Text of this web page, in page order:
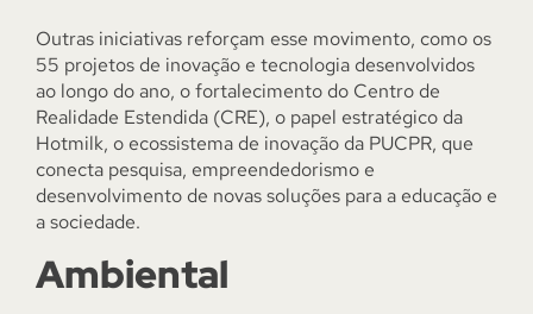
Outras iniciativas reforçam esse movimento, como os
55 projetos de inovação e tecnologia desenvolvidos
ao longo do ano, o fortalecimento do Centro de
Realidade Estendida (CRE), o papel estratégico da
Hotmilk, o ecossistema de inovação da PUCPR, que
conecta pesquisa, empreendedorismo e
desenvolvimento de novas soluções para a educação e
a sociedade.
Ambiental